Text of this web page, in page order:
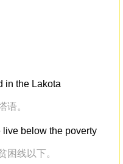
in the Lakota
语。
below the poverty
困线以下。